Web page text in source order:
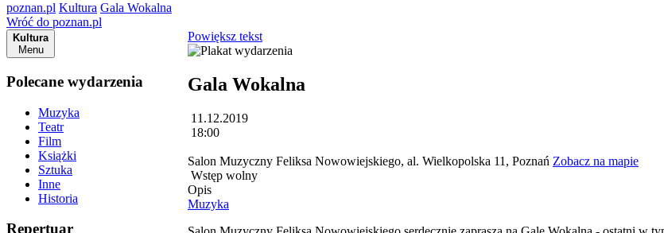
poznan.pl Kultura Gala Wokalna
Wróć do poznan.pl
Kultura
Menu
Polecane wydarzenia
Muzyka
Teatr
Film
Książki
Sztuka
Inne
Historia
Repertuar
Powiększ tekst
Gala Wokalna
11.12.2019
18:00
Salon Muzyczny Feliksa Nowowiejskiego, al. Wielkopolska 11, Poznań Zobacz na mapie
Wstęp wolny
Opis
Muzyka